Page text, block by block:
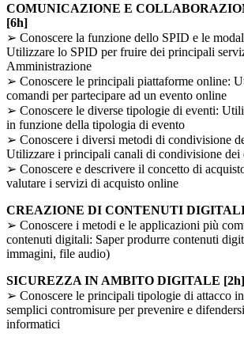
COMUNICAZIONE E
[6h]
➢ Conoscere la funzione dello SPID e le
Utilizzare lo SPID per fruire dei principali
Amministrazione
➢ Conoscere le principali piattaforme online:
comandi per partecipare ad un evento online
➢ Conoscere le diverse tipologie di eventi:
in funzione della tipologia di evento
➢ Conoscere i diversi metodi di condivisione
Utilizzare i principali canali di condivisione dei
➢ Conoscere e descrivere il concetto di
valutare i servizi di acquisto online
CREAZIONE DI CONTENUTI
➢ Conoscere i metodi e le applicazioni più
contenuti digitali: Saper produrre contenuti
immagini, file audio)
SICUREZZA IN AMBITO DIGITALE [2h]
➢ Conoscere le principali tipologie di attacco
semplici contromisure per prevenire e
informatici